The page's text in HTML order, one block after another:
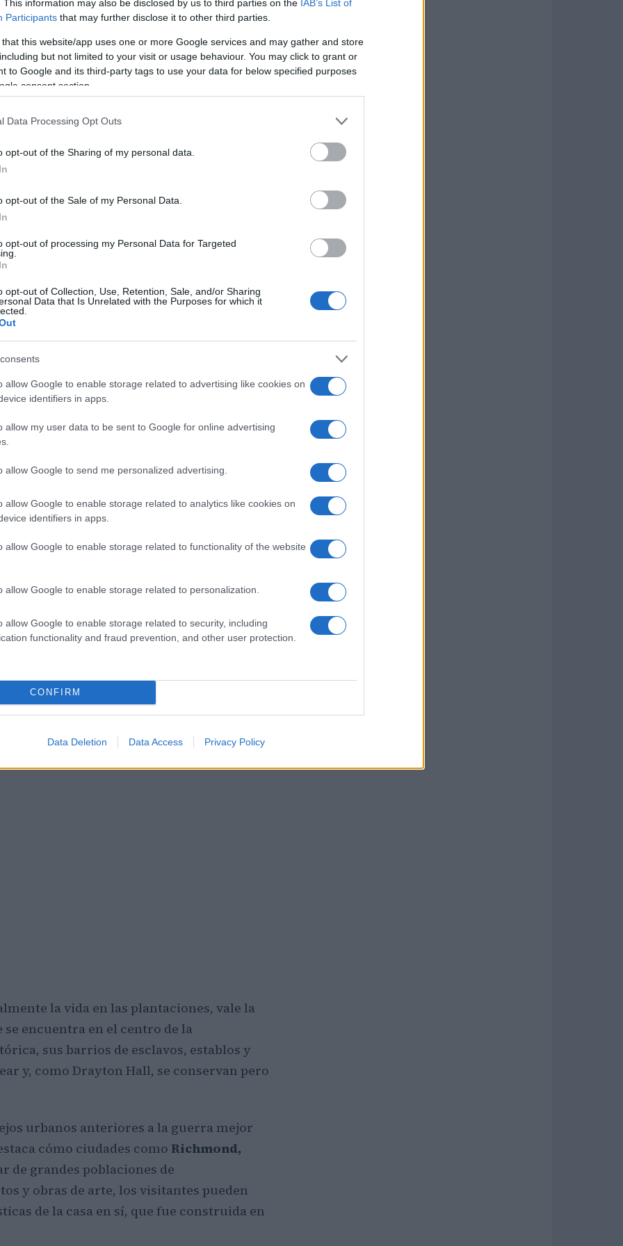
This information may also be disclosed by us to third parties on the IAB’s List of
Participants that may further disclose it to other third parties.
that this website/app uses one or more Google services and may gather and store
but not limited to your visit or usage behaviour. You may click to grant or
to Google and its third-party tags to use your data for below specified purposes
consent section.
Data Processing Opt Outs
opt-out of the Sharing of my personal data.
opt-out of the Sale of my Personal Data.
opt-out of processing my Personal Data for Targeted
opt-out of Collection, Use, Retention, Sale, and/or Sharing
Data that Is Unrelated with the Purposes for which it
allow Google to enable storage related to advertising like cookies on
identifiers in apps.
allow my user data to be sent to Google for online advertising
allow Google to send me personalized advertising.
allow Google to enable storage related to analytics like cookies on
identifiers in apps.
allow Google to enable storage related to functionality of the website
allow Google to enable storage related to personalization.
allow Google to enable storage related to security, including
functionality and fraud prevention, and other user protection.
CONFIRM
Data Deletion Data Access Privacy Policy
cultura, Charleston atrae a muchos
arquitectura anterior a la guerra y
Si bien visitar las casas históricas y
cosas que hacer en Charleston, la
sureña,
al noroeste del centro de la ciudad, se
la casa de plantación más
conservado pero sin restaurar y sin
una destacada arquitectura palladiana.
durante siglos, la enorme mansión y
fascinantes para explorar. Sus
una visión interesante de cómo vivían
como los afroamericanos a los que
su historia, también puede pasear por
la extensa finca
la vida en las plantaciones, vale la
se encuentra en el centro de la
sus barrios de esclavos, establos y
y, como Drayton Hall, se conservan pero
urbanos anteriores a la guerra mejor
cómo ciudades como Richmond,
de grandes poblaciones de
y obras de arte, los visitantes pueden
de la casa en sí, que fue construida en